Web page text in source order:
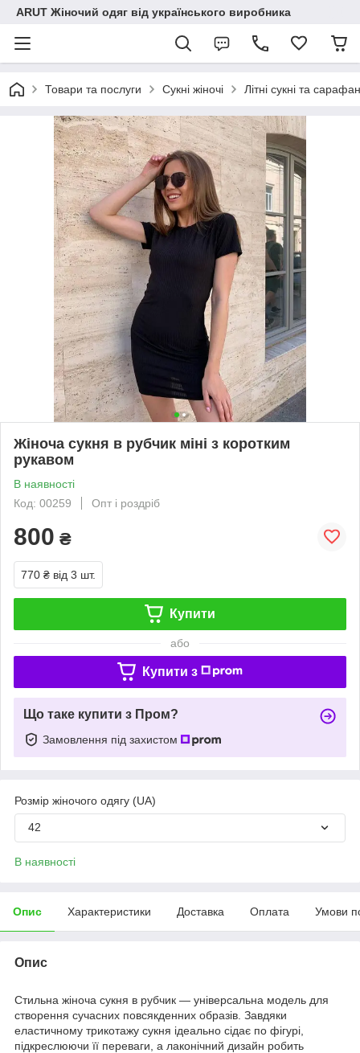
ARUT Жіночий одяг від українського виробника
Товари та послуги Сукні жіночі Літні сукні та
Жіноча сукня в рубчик міні з коротким
рукавом
В наявності
Код: 00259
Опт і роздріб
800 ₴
770 ₴ від 3 шт.
Купити
або
Купити з
Що таке купити з Пром?
Замовлення під захистом
Розмір жіночого одягу (UA)
42
В наявності
Опис Характеристики Доставка Оплата Умови
Опис
Стильна жіноча сукня в рубчик — універсальна модель для
створення сучасних повсякденних образів. Завдяки
еластичному трикотажу сукня ідеально сідає по фігурі,
підкреслюючи її переваги, а лаконічний дизайн робить